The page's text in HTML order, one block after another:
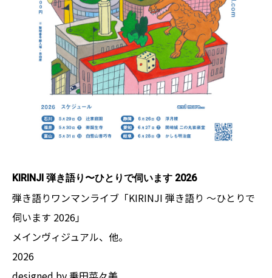
KIRINJI 弾き語り〜ひとりで伺います 2026
弾き語りワンマンライブ「KIRINJI 弾き語り ～ひとりで
伺います 2026」
メインヴィジュアル、他。
2026